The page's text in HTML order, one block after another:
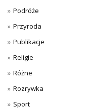
Podróże
Przyroda
Publikacje
Religie
Różne
Rozrywka
Sport